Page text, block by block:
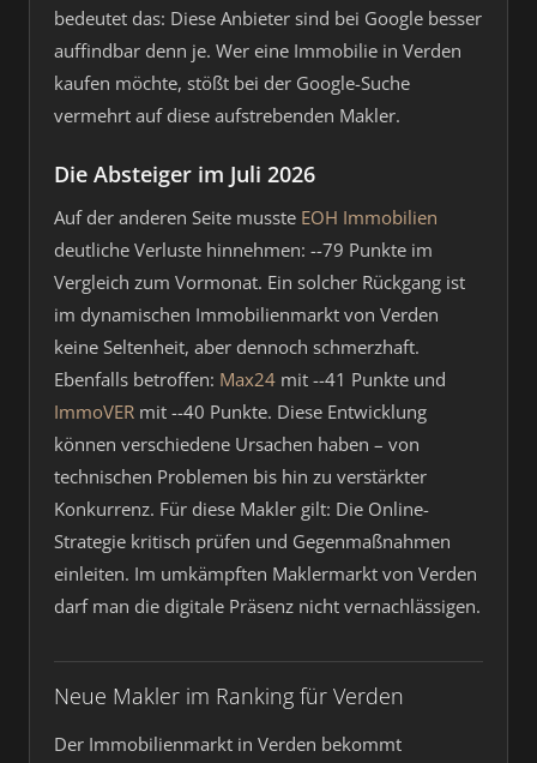
bedeutet das: Diese Anbieter sind bei Google besser
auffindbar denn je. Wer eine Immobilie in Verden
kaufen möchte, stößt bei der Google-Suche
vermehrt auf diese aufstrebenden Makler.
Die Absteiger im Juli 2026
Auf der anderen Seite musste EOH Immobilien
deutliche Verluste hinnehmen: --79 Punkte im
Vergleich zum Vormonat. Ein solcher Rückgang ist
im dynamischen Immobilienmarkt von Verden
keine Seltenheit, aber dennoch schmerzhaft.
Ebenfalls betroffen: Max24 mit --41 Punkte und
ImmoVER mit --40 Punkte. Diese Entwicklung
können verschiedene Ursachen haben – von
technischen Problemen bis hin zu verstärkter
Konkurrenz. Für diese Makler gilt: Die Online-
Strategie kritisch prüfen und Gegenmaßnahmen
einleiten. Im umkämpften Maklermarkt von Verden
darf man die digitale Präsenz nicht vernachlässigen.
Neue Makler im Ranking für Verden
Der Immobilienmarkt in Verden bekommt